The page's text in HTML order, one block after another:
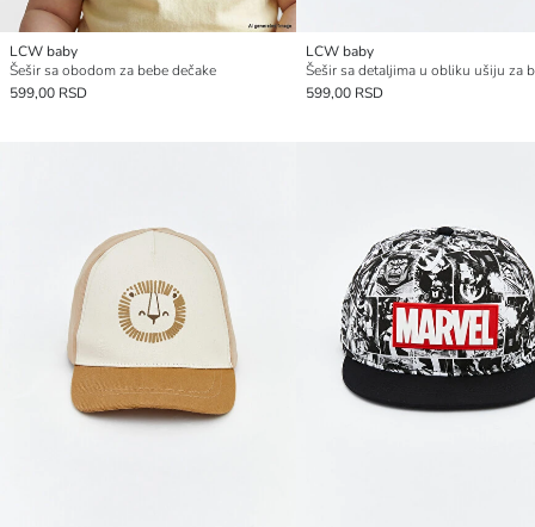
LCW baby
Šešir sa obodom za bebe dečake
599,00 RSD
LCW baby
599,00 RSD